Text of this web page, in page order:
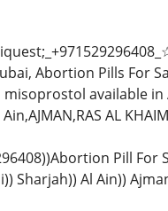
Abortion Pills For
available in
AL
Pill For
Sharjah)) Al Ain))